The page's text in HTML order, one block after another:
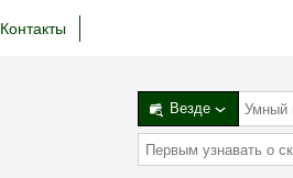
Контакты
Везде